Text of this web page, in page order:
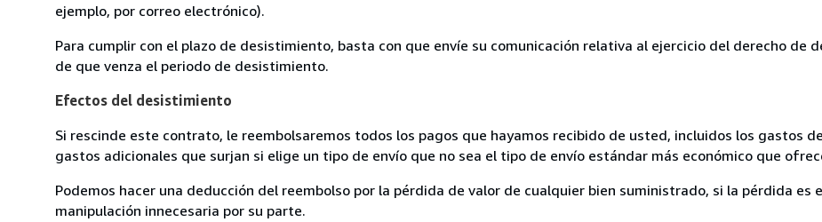
ejemplo, por correo electrónico).
Para cumplir con el plazo de desistimiento, basta con que envíe su comunicación relativa al ejercicio del derecho de
de que venza el periodo de desistimiento.
Efectos del desistimiento
Si rescinde este contrato, le reembolsaremos todos los pagos que hayamos recibido de usted, incluidos los gastos
gastos adicionales que surjan si elige un tipo de envío que no sea el tipo de envío estándar más económico que
Podemos hacer una deducción del reembolso por la pérdida de valor de cualquier bien suministrado, si la pérdida es
manipulación innecesaria por su parte.